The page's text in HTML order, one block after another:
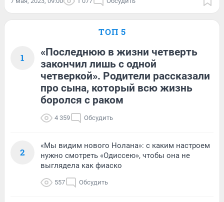
ТОП 5
1
«Последнюю в жизни четверть
закончил лишь с одной
четверкой». Родители рассказали
про сына, который всю жизнь
боролся с раком
4 359 Обсудить
2
«Мы видим нового Нолана»: с каким настроем
нужно смотреть «Одиссею», чтобы она не
выглядела как фиаско
557 Обсудить